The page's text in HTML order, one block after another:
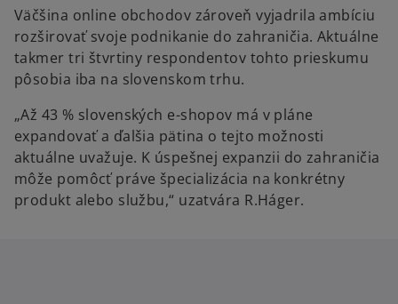
Väčšina online obchodov zároveň vyjadrila ambíciu
rozširovať svoje podnikanie do zahraničia. Aktuálne
takmer tri štvrtiny respondentov tohto prieskumu
pôsobia iba na slovenskom trhu.
„Až 43 % slovenských e-shopov má v pláne
expandovať a ďalšia pätina o tejto možnosti
aktuálne uvažuje. K úspešnej expanzii do zahraničia
môže pomôcť práve špecializácia na konkrétny
produkt alebo službu,“ uzatvára R.Háger.